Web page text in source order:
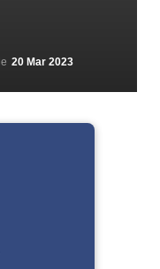
le 20 Mar 2023